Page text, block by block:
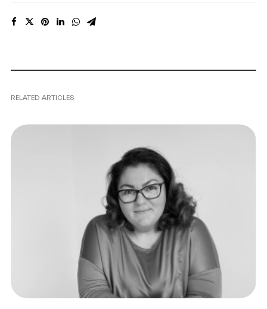
RELATED ARTICLES